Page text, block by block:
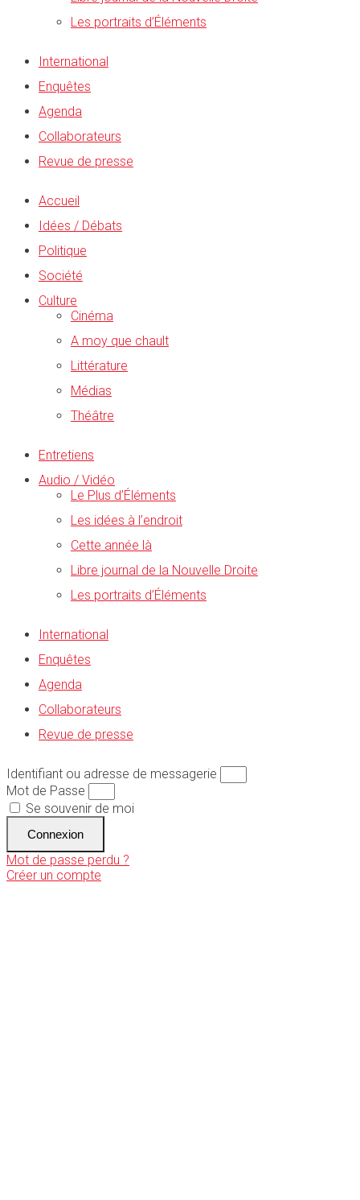
Les portraits d’Éléments
International
Enquêtes
Agenda
Collaborateurs
Revue de presse
Accueil
Idées / Débats
Politique
Société
Culture
Cinéma
A moy que chault
Littérature
Médias
Théâtre
Entretiens
Audio / Vidéo
Le Plus d’Éléments
Les idées à l’endroit
Cette année là
Libre journal de la Nouvelle Droite
Les portraits d’Éléments
International
Enquêtes
Agenda
Collaborateurs
Revue de presse
Identifiant ou adresse de messagerie
Mot de Passe
Se souvenir de moi
Connexion
Mot de passe perdu ?
Créer un compte